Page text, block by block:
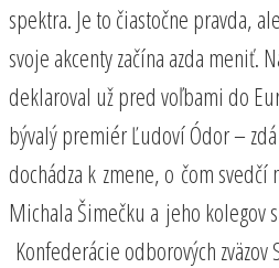
spektra. Je to čiastočne pravda,
svoje akcenty začína azda meniť.
deklaroval už pred voľbami do
bývalý premiér Ľudoví Ódor –
dochádza k zmene, o čom
Michala Šimečku a jeho kolegov
Konfederácie odborových